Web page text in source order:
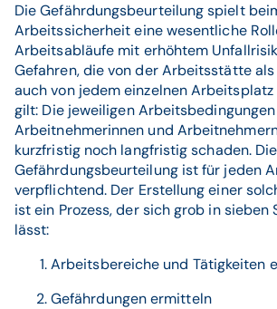
Die Gefährdungsbeurteilung spielt
Arbeitssicherheit eine wesentliche
Arbeitsabläufe mit erhöhtem
Gefahren, die von der Arbeitsstätte als
auch von jedem einzelnen Arbeitsplatz
gilt: Die jeweiligen
Arbeitnehmerinnen und
kurzfristig noch langfristig schaden. Die
Gefährdungsbeurteilung ist für jeden
verpflichtend. Der Erstellung einer
ist ein Prozess, der sich grob in
lässt:
Arbeitsbereiche und Tätigkeiten
Gefährdungen ermitteln